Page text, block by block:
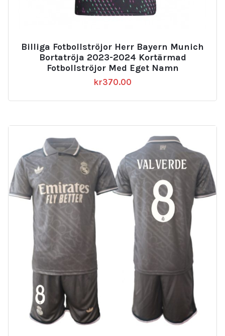
Billiga Fotbollströjor Herr Bayern Munich
Bortatröja 2023-2024 Kortärmad
Fotbollströjor Med Eget Namn
kr370.00